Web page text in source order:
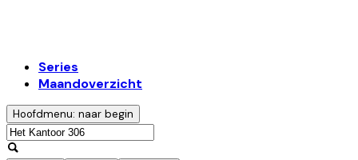
Series
Maandoverzicht
Hoofdmenu: naar begin